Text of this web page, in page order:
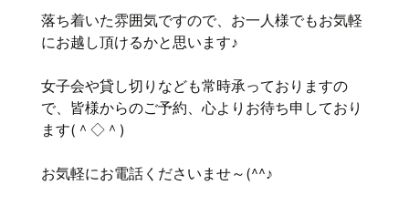
落ち着いた雰囲気ですので、お一人様でもお気軽
にお越し頂けるかと思います♪
女子会や貸し切りなども常時承っておりますの
で、皆様からのご予約、心よりお待ち申しており
ます(＾◇＾)
お気軽にお電話くださいませ～(^^♪